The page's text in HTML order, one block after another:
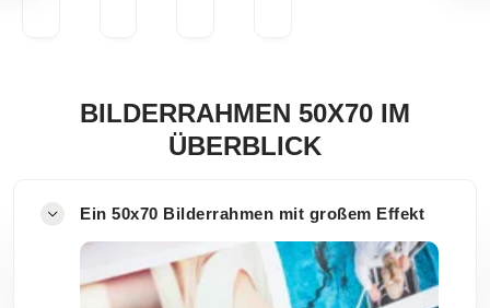
BILDERRAHMEN 50X70 IM
ÜBERBLICK
Ein 50x70 Bilderrahmen mit großem Effekt